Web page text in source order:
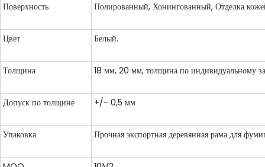
Поверхность Полированный, Хонингованный, Отделка
Цвет Белый.
Толщина 18 мм, 20 мм, толщина по индивидуальному
Допуск по толщине +/- 0,5 мм
Упаковка Прочная экспортная деревянная рама для